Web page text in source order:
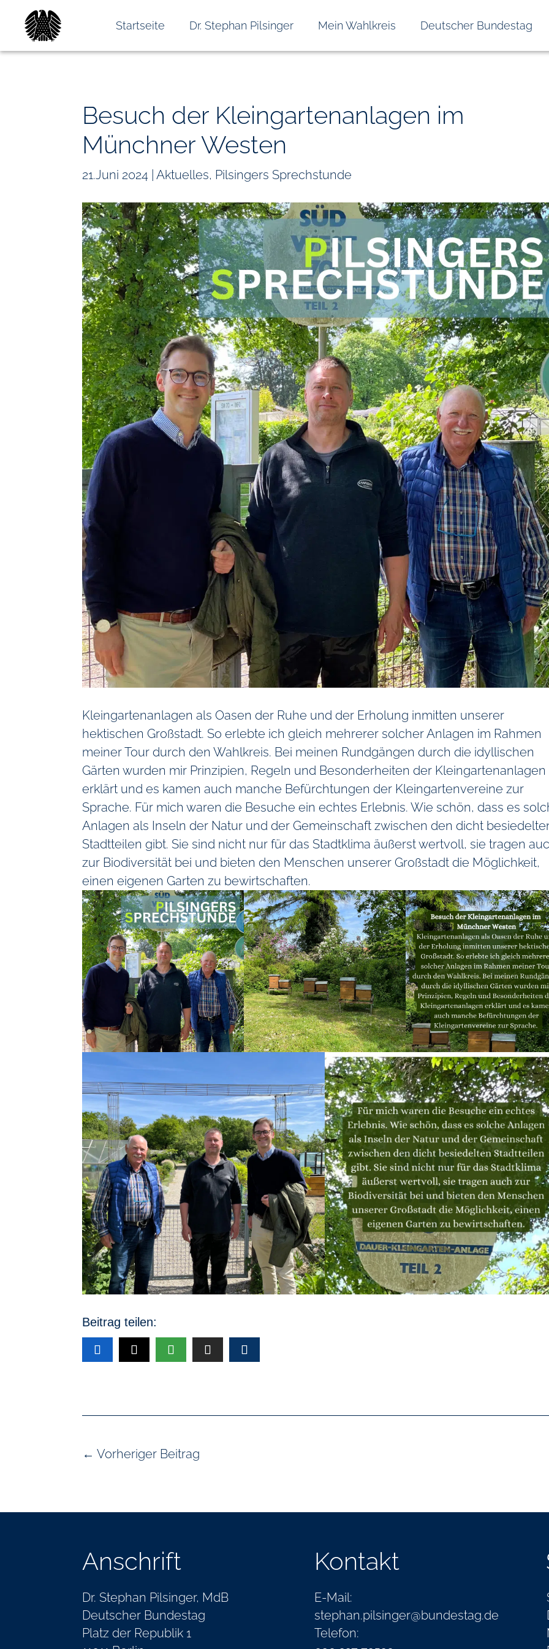
Startseite Dr. Stephan Pilsinger Mein Wahlkreis Deutscher Bundestag
Besuch der Kleingartenanlagen im
Münchner Westen
21.Juni 2024 |Aktuelles, Pilsingers Sprechstunde
Kleingartenanlagen als Oasen der Ruhe und der Erholung inmitten unserer
hektischen Großstadt. So erlebte ich gleich mehrerer solcher Anlagen im Rahmen
meiner Tour durch den Wahlkreis. Bei meinen Rundgängen durch die idyllischen
Gärten wurden mir Prinzipien, Regeln und Besonderheiten der Kleingartenanlagen
erklärt und es kamen auch manche Befürchtungen der Kleingartenvereine zur
Sprache. Für mich waren die Besuche ein echtes Erlebnis. Wie schön, dass es
Anlagen als Inseln der Natur und der Gemeinschaft zwischen den dicht
Stadtteilen gibt. Sie sind nicht nur für das Stadtklima äußerst wertvoll, sie tragen
zur Biodiversität bei und bieten den Menschen unserer Großstadt die Möglichkeit,
einen eigenen Garten zu bewirtschaften.
Beitrag teilen:
←Vorheriger Beitrag
Anschrift
Dr. Stephan Pilsinger, MdB
Deutscher Bundestag
Platz der Republik 1
Kontakt
E-Mail:
stephan.pilsinger@bundestag.de
Telefon: